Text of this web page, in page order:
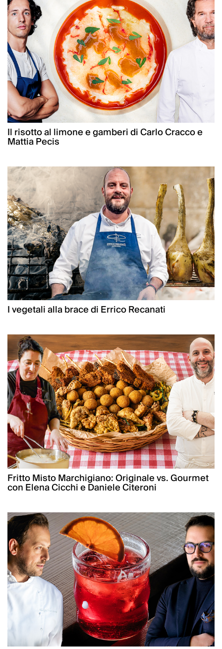
Il risotto al limone e gamberi di Carlo Cracco e
Mattia Pecis
I vegetali alla brace di Errico Recanati
Fritto Misto Marchigiano: Originale vs. Gourmet
con Elena Cicchi e Daniele Citeroni